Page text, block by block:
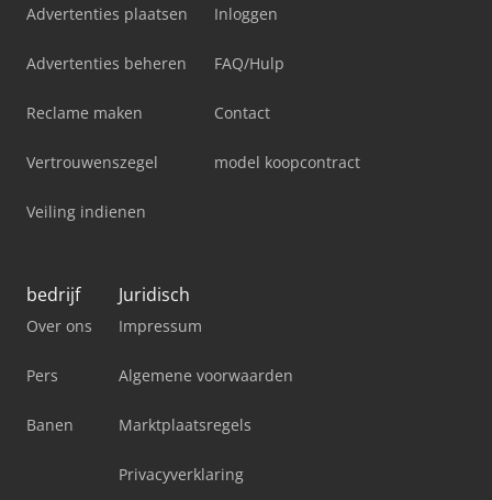
Advertenties plaatsen
Advertenties beheren
Reclame maken
Vertrouwenszegel
Veiling indienen
Inloggen
FAQ/Hulp
Contact
model koopcontract
bedrijf
Over ons
Pers
Banen
Juridisch
Impressum
Algemene voorwaarden
Marktplaatsregels
Privacyverklaring